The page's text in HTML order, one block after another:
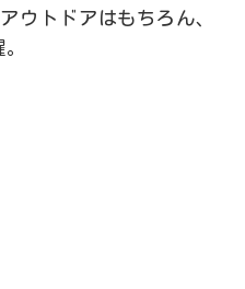
ウトドアはもちろん、